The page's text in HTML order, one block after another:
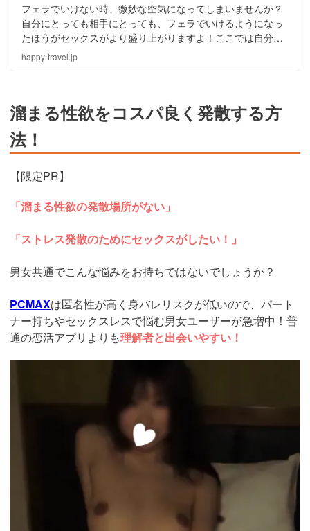
フェラでいけない時、微妙な空気になってしまいませんか？
自分にとっても相手にとっても、フェラでいけるようになっ
たほうがセックスがより盛り上がりますよ！ここでは自分や
パートナーがフェラでいけないときの原因と対処法を、男女
別でまとめてご紹介します。
happy-travel.jp
溜まる性欲をコスパ良く発散する方
法！
【限定PR】
「溜まる性欲の発散場所がない」
「ストレス発散のためにセックスがしたい！」
男女共通でこんな悩みをお持ちではないでしょうか？
PCMAXは匿名性が高く身バレリスクが低いので、パート
ナー持ちやセックスレスで悩む男女ユーザーが急増中！普
通の恋活アプリよりも理解者と出会いやすい！